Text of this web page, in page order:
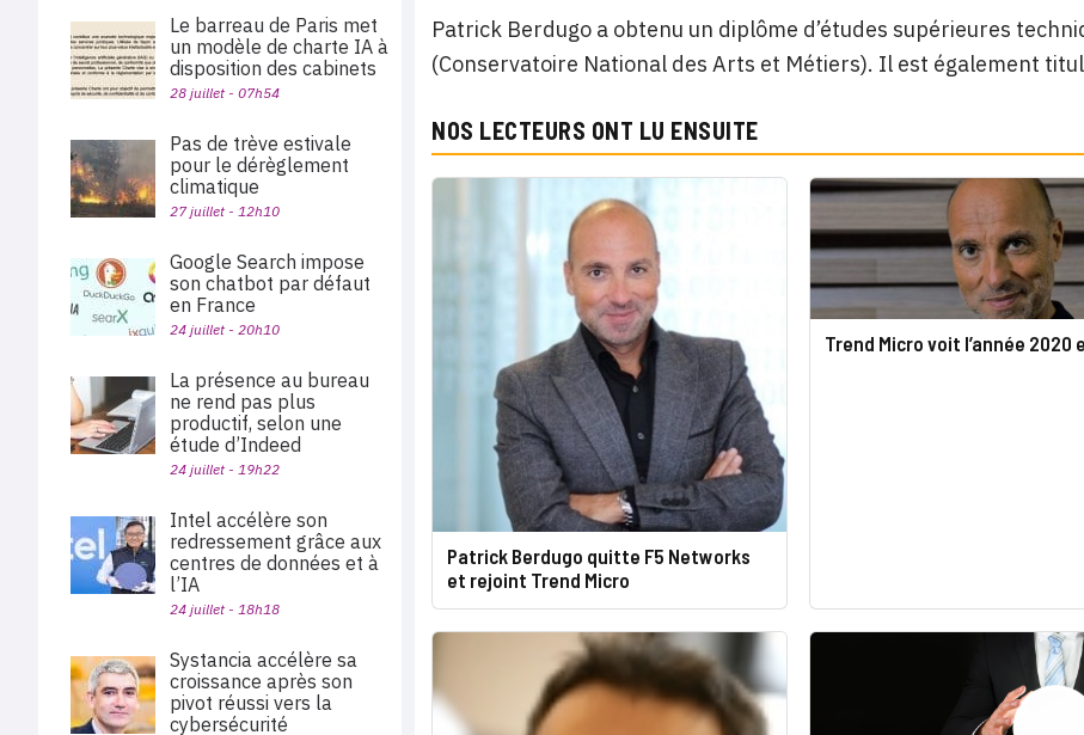
Patrick Berdugo a obtenu un diplôme d’études supérieures
(Conservatoire National des Arts et Métiers). Il est également
NOS LECTEURS ONT LU ENSUITE
Patrick Berdugo quitte F5 Networks
et rejoint Trend Micro
Trend Micro voit l’année 2020
Le barreau de Paris met
un modèle de charte IA à
disposition des cabinets
28 juillet - 07h54
Pas de trève estivale
pour le dérèglement
climatique
27 juillet - 12h10
Google Search impose
son chatbot par défaut
en France
24 juillet - 20h10
La présence au bureau
ne rend pas plus
productif, selon une
étude d’Indeed
24 juillet - 19h22
Intel accélère son
redressement grâce aux
centres de données et à
l’IA
24 juillet - 18h18
Systancia accélère sa
croissance après son
pivot réussi vers la
cybersécurité